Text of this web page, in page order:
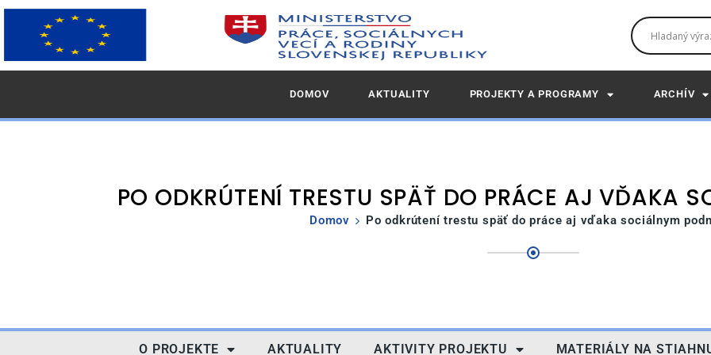
DOMOV AKTUALITY PROJEKTY A PROGRAMY ARCHÍV
PO ODKRÚTENÍ TRESTU SPÄŤ DO PRÁCE AJ VĎAKA
Domov Po odkrútení trestu späť do práce aj vďaka sociálnym
O PROJEKTE AKTUALITY AKTIVITY PROJEKTU MATERIÁLY NA